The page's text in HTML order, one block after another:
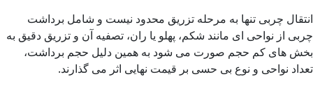
انتقال چربی تنها به مرحله تزریق محدود نیست و شامل برداشت
چربی از نواحی ای مانند شکم، پهلو یا ران، تصفیه آن و تزریق دقیق به
بخش های کم حجم صورت می شود به همین دلیل حجم برداشت،
تعداد نواحی و نوع بی حسی بر قیمت نهایی اثر می گذارند.